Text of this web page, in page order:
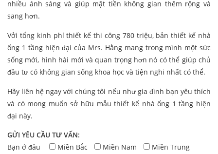
nhiều ánh sáng và giúp mặt tiền không gian thêm rộng và
sang hơn.
Vởi tổng kinh phí thiết kế thi công 780 triệu, bản thiết kế nhà
ống 1 tầng hiện đại của Mrs. Hằng mang trong mình một sức
sống mới, hình hài mới và quan trọng hơn nó có thể giúp chủ
đầu tư có không gian sống khoa học và tiện nghi nhất có thể.
Hãy liên hệ ngay với chúng tôi nếu như gia đình bạn yêu thích
và có mong muốn sở hữu mẫu thiết kế nhà ống 1 tầng hiện
đại này.
GỬI YÊU CẦU TƯ VẤN:
Bạn ở đâu
Miền Bắc Miền Nam Miền Trung